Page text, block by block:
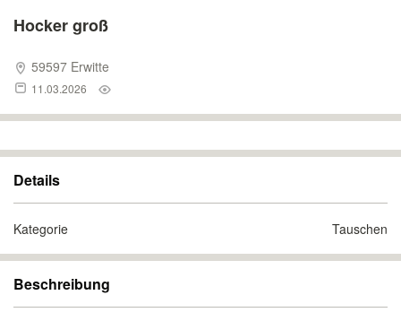
Hocker groß
59597 Erwitte
11.03.2026
Details
Kategorie Tauschen
Beschreibung